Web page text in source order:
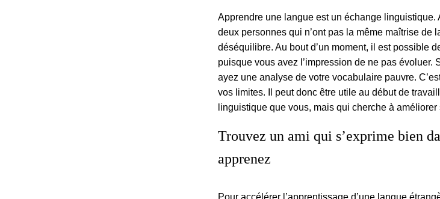
Apprendre une langue est un échange linguistique.
deux personnes qui n’ont pas la même maîtrise de
déséquilibre. Au bout d’un moment, il est possible
puisque vous avez l’impression de ne pas évoluer.
ayez une analyse de votre vocabulaire pauvre.
vos limites. Il peut donc être utile au début de
linguistique que vous, mais qui cherche à
Trouvez un ami qui s’exprime bien
apprenez
Pour accélérer l’apprentissage d’une langue